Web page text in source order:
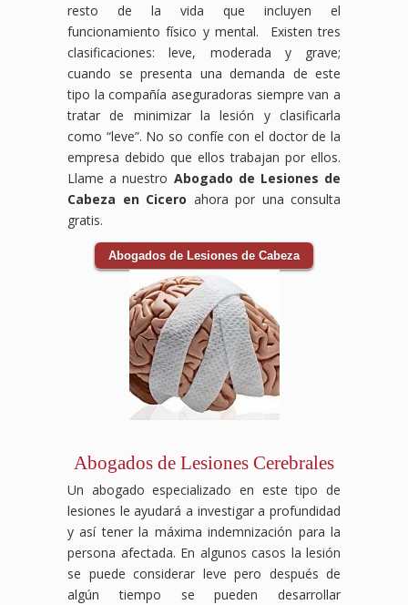
resto de la vida que incluyen el
funcionamiento físico y mental. Existen tres
clasificaciones: leve, moderada y grave;
cuando se presenta una demanda de este
tipo la compañía aseguradoras siempre van a
tratar de minimizar la lesión y clasificarla
como “leve”. No so confíe con el doctor de la
empresa debido que ellos trabajan por ellos.
Llame a nuestro Abogado de Lesiones de
Cabeza en Cicero ahora por una consulta
gratis.
Abogados de Lesiones de Cabeza
Abogados de Lesiones Cerebrales
Un abogado especializado en este tipo de
lesiones le ayudará a investigar a profundidad
y así tener la máxima indemnización para la
persona afectada. En algunos casos la lesión
se puede considerar leve pero después de
algún tiempo se pueden desarrollar